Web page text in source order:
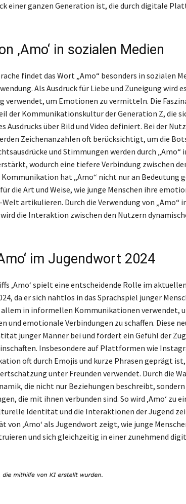
einer ganzen Generation ist, die durch digitale
‚Amo‘ in sozialen Medien
findet das Wort „Amo“ besonders in sozialen
Als Ausdruck für Liebe und Zuneigung wird
verwendet, um Emotionen zu vermitteln. Die
der Kommunikationskultur der Generation Z, die
Ausdrucks über Bild und Video definiert. Bei der
Zeichenanzahlen oft berücksichtigt, um die
und Stimmungen werden durch „Amo“
wodurch eine tiefere Verbindung zwischen
hat „Amo“ nicht nur an Bedeutung
die Art und Weise, wie junge Menschen ihre
artikulieren. Durch die Verwendung von „Amo“
die Interaktion zwischen den Nutzern
im Jugendwort 2024
‚Amo‘ spielt eine entscheidende Rolle im aktuellen
da er sich nahtlos in das Sprachspiel junger
allem in informellen Kommunikationen verwendet,
und emotionale Verbindungen zu schaffen. Diese
junger Männer bei und fördert ein Gefühl der
Insbesondere auf Plattformen wie
oft durch Emojis und kurze Phrasen geprägt ist,
unter Freunden verwendet. Durch die
die nicht nur Beziehungen beschreibt, sondern
die mit ihnen verbunden sind. So wird ‚Amo‘ zu
Identität und die Interaktionen der Jugend
‚Amo‘ als Jugendwort zeigt, wie junge
und sich gleichzeitig in einer zunehmend